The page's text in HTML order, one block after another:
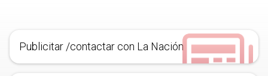
Publicitar /contactar con La Nación